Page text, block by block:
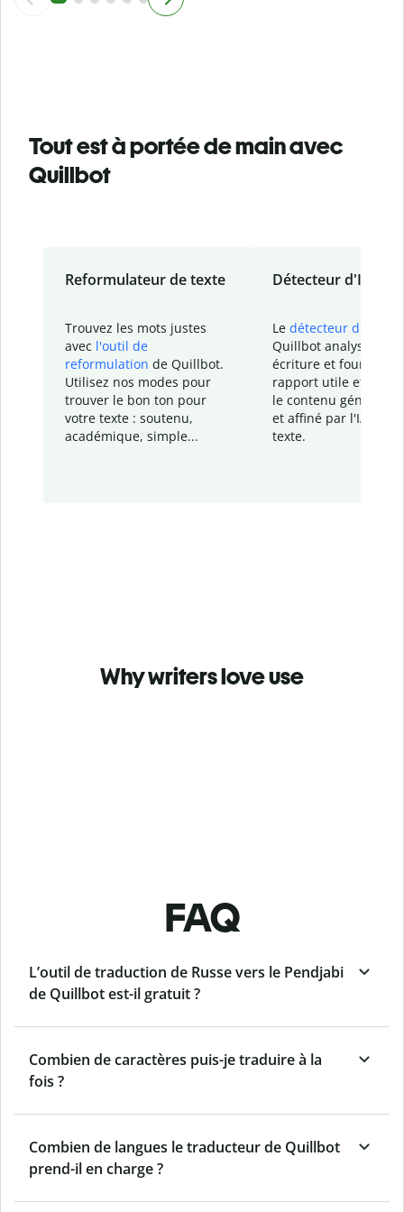
Tout est à portée de main avec
Quillbot
Reformulateur de texte
Trouvez les mots justes
avec l'outil de
reformulation de Quillbot.
Utilisez nos modes pour
trouver le bon ton pour
votre texte : soutenu,
académique, simple...
Détecteur d'IA
Le détecteur d'IA
Quillbot analyse votre
écriture et fournit un
rapport utile et
le contenu généré
et affiné par l'IA
texte.
Why writers love use
FAQ
L’outil de traduction de Russe vers le Pendjabi
de Quillbot est-il gratuit ?
Combien de caractères puis-je traduire à la
fois ?
Combien de langues le traducteur de Quillbot
prend-il en charge ?